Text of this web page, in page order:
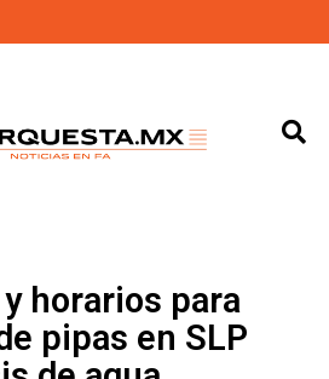
horarios para
pipas en SLP